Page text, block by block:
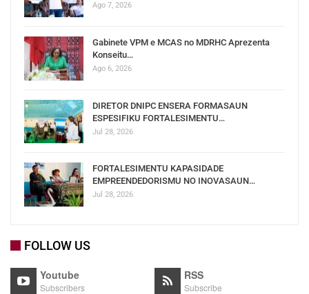
Ago 7, 2026
Gabinete VPM e MCAS no MDRHC Aprezenta
Konseitu…
Ago 6, 2026
DIRETOR DNIPC ENSERA FORMASAUN
ESPESIFIKU FORTALESIMENTU…
Jul 28, 2026
FORTALESIMENTU KAPASIDADE
EMPREENDEDORISMU NO INOVASAUN…
Jul 28, 2026
FOLLOW US
Youtube
Subscribers
RSS
Subscribe